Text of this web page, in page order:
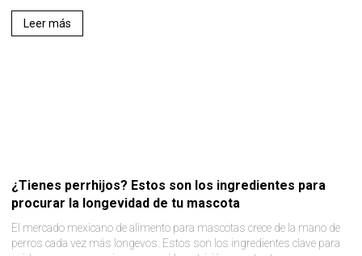
Leer más
¿Tienes perrhijos? Estos son los ingredientes para
procurar la longevidad de tu mascota
El mercado mexicano de alimento para mascotas crece de la mano de
perros cada vez más longevos. Estos son los ingredientes clave para